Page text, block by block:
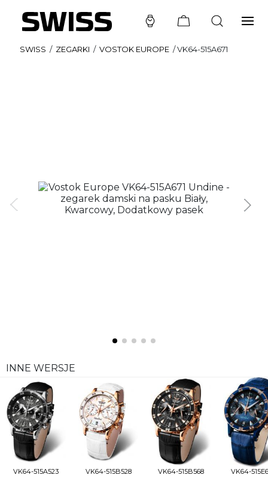
SWISS / ZEGARKI / VOSTOK EUROPE /VK64-515A671
INNE WERSJE
VK64-515A523 VK64-515B528 VK64-515B568 VK64-